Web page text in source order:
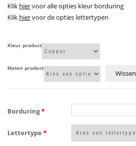
Klik hiervoor alle opties kleur borduring
Klik hiervoor de opties lettertypen
Kleur product
Maten product
Wissen
Borduring*
Lettertype *